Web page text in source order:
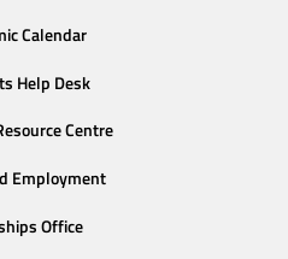
Calendar
Help Desk
Centre
Employment
Office